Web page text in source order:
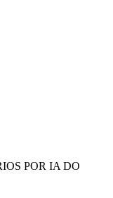
POR IA DO